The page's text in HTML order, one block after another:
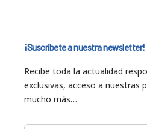
¡Suscríbete a nuestra newsletter!
Recibe toda la actualidad
exclusivas, acceso a nuestras
mucho más…